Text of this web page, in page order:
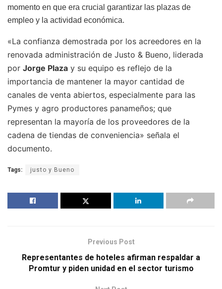
momento en que era crucial garantizar las plazas de
empleo y la actividad económica.
«La confianza demostrada por los acreedores en la
renovada administración de Justo & Bueno, liderada
por Jorge Plaza y su equipo es reflejo de la
importancia de mantener la mayor cantidad de
canales de venta abiertos, especialmente para las
Pymes y agro productores panameños; que
representan la mayoría de los proveedores de la
cadena de tiendas de conveniencia» señala el
documento.
Tags: justo y Bueno
Previous Post
Representantes de hoteles afirman respaldar a
Promtur y piden unidad en el sector turismo